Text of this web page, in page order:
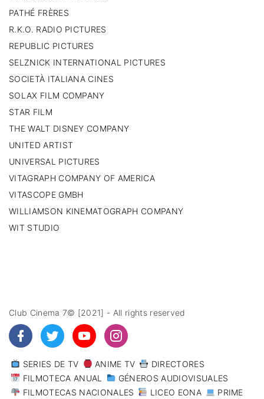
PATHÉ FRÈRES
R.K.O. RADIO PICTURES
REPUBLIC PICTURES
SELZNICK INTERNATIONAL PICTURES
SOCIETÀ ITALIANA CINES
SOLAX FILM COMPANY
STAR FILM
THE WALT DISNEY COMPANY
UNITED ARTIST
UNIVERSAL PICTURES
VITAGRAPH COMPANY OF AMERICA
VITASCOPE GMBH
WILLIAMSON KINEMATOGRAPH COMPANY
WIT STUDIO
Club Cinema 7© [2021] - All rights reserved
SERIES DE TV ANIME TV
DIRECTORES
FILMOTECA ANUAL
GÉNEROS AUDIOVISUALES
FILMOTECAS NACIONALES
LICEO EONA PRIME